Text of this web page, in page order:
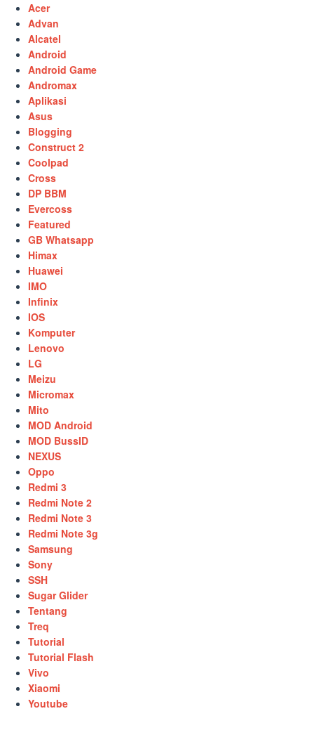
Acer
Advan
Alcatel
Android
Android Game
Andromax
Aplikasi
Asus
Blogging
Construct 2
Coolpad
Cross
DP BBM
Evercoss
Featured
GB Whatsapp
Himax
Huawei
IMO
Infinix
IOS
Komputer
Lenovo
LG
Meizu
Micromax
Mito
MOD Android
MOD BussID
NEXUS
Oppo
Redmi 3
Redmi Note 2
Redmi Note 3
Redmi Note 3g
Samsung
Sony
SSH
Sugar Glider
Tentang
Treq
Tutorial
Tutorial Flash
Vivo
Xiaomi
Youtube